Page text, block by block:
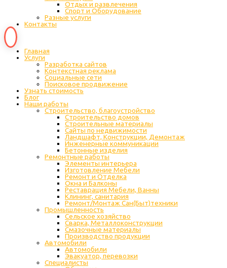
Отдых и развлечения
Спорт и Оборудование
Разные услуги
Контакты
Главная
Услуги
Разработка сайтов
Контекстная реклама
Социальные сети
Поисковое продвижение
Узнать стоимость
Блог
Наши работы
Строительство, благоустройство
Строительство домов
Строительные материалы
Сайты по недвижимости
Ландшафт, Конструкции, Демонтаж
Инженерные коммуникации
Бетонные изделия
Ремонтные работы
Элементы интерьера
Изготовление Мебели
Ремонт и Отделка
Окна и Балконы
Реставрация Мебели, Ванны
Клининг, санитария
Ремонт/Монтаж Сан(Быт)техники
Промышленность
Cельское хозяйство
Сварка, Металлоконструкции
Cмазочные материалы
Производство продукции
Автомобили
Автомобили
Эвакуатор, перевозки
Специалисты